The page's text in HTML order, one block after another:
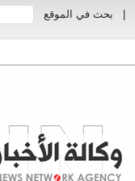
بحث في الموقع